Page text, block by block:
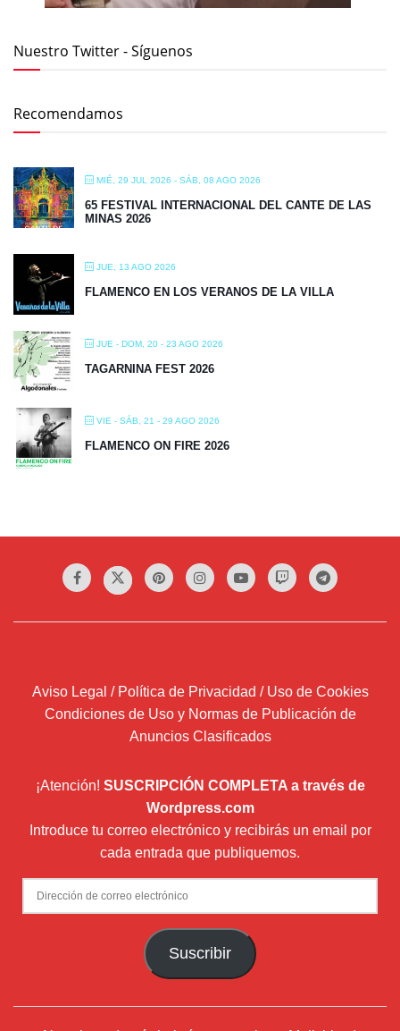
Nuestro Twitter - Síguenos
Recomendamos
MIÉ, 29 JUL 2026 - SÁB, 08 AGO 2026
65 FESTIVAL INTERNACIONAL DEL CANTE DE LAS
MINAS 2026
JUE, 13 AGO 2026
FLAMENCO EN LOS VERANOS DE LA VILLA
JUE - DOM, 20 - 23 AGO 2026
TAGARNINA FEST 2026
VIE - SÁB, 21 - 29 AGO 2026
FLAMENCO ON FIRE 2026
Aviso Legal / Política de Privacidad / Uso de Cookies
Condiciones de Uso y Normas de Publicación de
Anuncios Clasificados
¡Atención! SUSCRIPCIÓN COMPLETA a través de
Wordpress.com
Introduce tu correo electrónico y recibirás un email por
cada entrada que publiquemos.
Dirección
de
Suscribir